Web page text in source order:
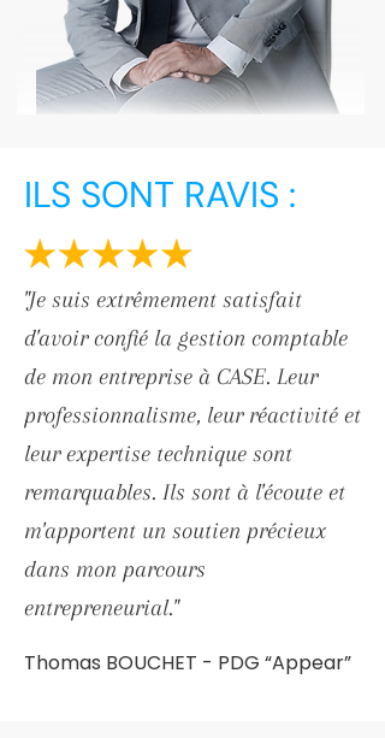
ILS SONT RAVIS :
"Je suis extrêmement satisfait
d'avoir confié la gestion comptable
de mon entreprise à CASE. Leur
professionnalisme, leur réactivité et
leur expertise technique sont
remarquables. Ils sont à l'écoute et
m'apportent un soutien précieux
dans mon parcours
entrepreneurial."
Thomas BOUCHET - PDG “Appear”